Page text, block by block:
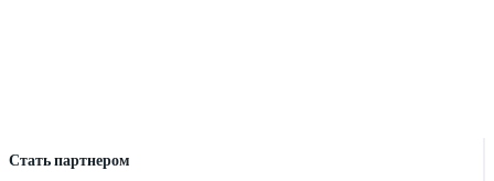
Стать партнером